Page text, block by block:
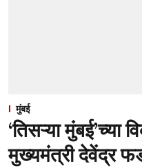
मुंबई
‘तिसऱ्या मुंबई’च्या
मुख्यमंत्री देवेंद्र